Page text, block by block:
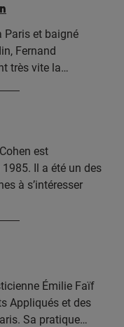
Paris et baigné
Fernand
très vite la…
est
Il a été un des
à s’intéresser
Émilie Faïf
Appliqués et des
Sa pratique…